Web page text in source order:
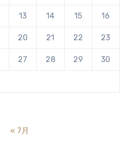
13 14 15 16
20 21 22 23
27 28 29 30
« 7月